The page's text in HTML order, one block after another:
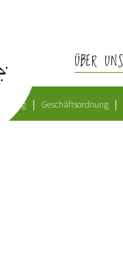
ÜBER UNS
Satzung Geschäftsordnung